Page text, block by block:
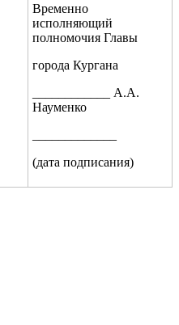
Временно
исполняющий
полномочия Главы
города Кургана
____________ А.А.
Науменко
(дата подписания)